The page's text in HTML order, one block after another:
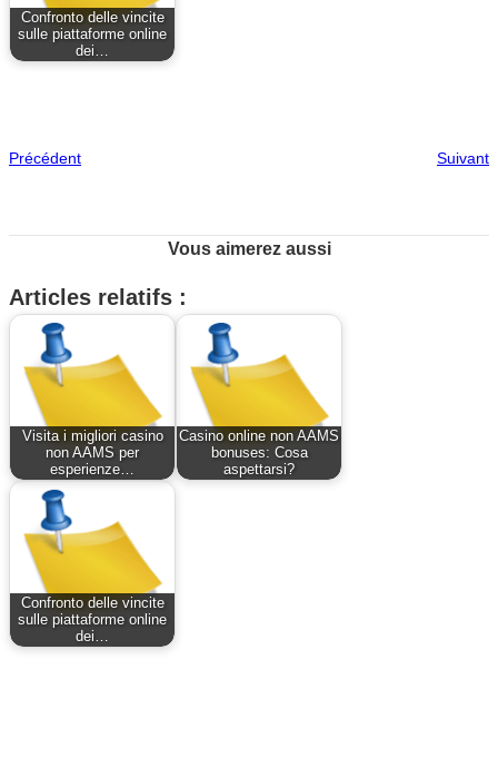
Confronto delle vincite
sulle piattaforme online
dei…
Précédent Suivant
Vous aimerez aussi
Articles relatifs :
Visita i migliori casino
non AAMS per
esperienze…
Casino online non AAMS
bonuses: Cosa
aspettarsi?
Confronto delle vincite
sulle piattaforme online
dei…